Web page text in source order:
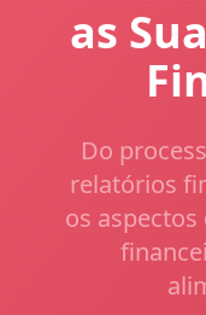
as
Do
relatórios
os